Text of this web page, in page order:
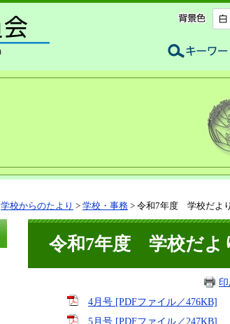
学校からのたより > 学校・事務 > 令和7年度 学校だより
令和7年度 学校だよ
4月号 [PDFファイル／476KB]
5月号 [PDFファイル／247KB]